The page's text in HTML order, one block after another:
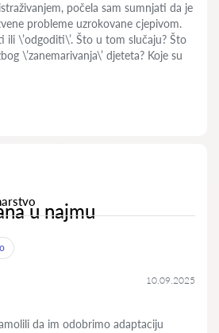
počela sam sumnjati da je
probleme uzrokovane cjepivom.
\’odgoditi\’. Što u tom slučaju? Što
\’zanemarivanja\’ djeteta? Koje su
u najmu
10.09.2025
da im odobrimo adaptaciju